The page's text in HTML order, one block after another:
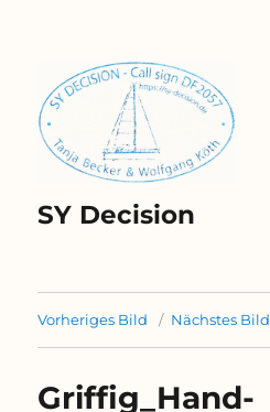
SY Decision
Vorheriges Bild Nächstes Bild
Griffig_Hand-